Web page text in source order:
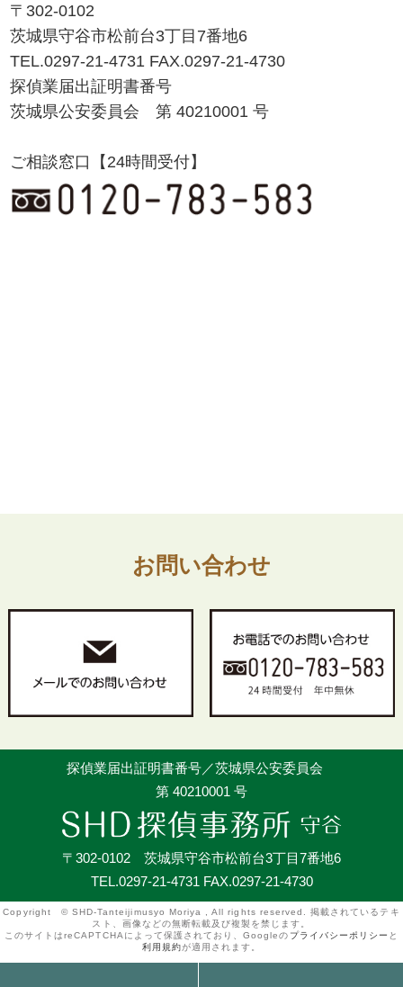
〒302-0102
茨城県守谷市松前台3丁目7番地6
TEL.0297-21-4731 FAX.0297-21-4730
探偵業届出証明書番号
茨城県公安委員会 第 40210001 号
ご相談窓口【24時間受付】
お問い合わせ
探偵業届出証明書番号／茨城県公安委員会
第 40210001 号
〒302-0102 茨城県守谷市松前台3丁目7番地6
TEL.0297-21-4731 FAX.0297-21-4730
Copyright © SHD-Tanteijimusyo Moriya , All rights reserved. 掲載されているテキ
スト、画像などの無断転載及び複製を禁じます。
このサイトはreCAPTCHAによって保護されており、Googleの プライバシーポリシー と
利用規約が適用されます。